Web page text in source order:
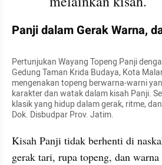
Panji dalam Gerak Warna,
Pertunjukan Wayang Topeng Panji
Gedung Taman Krida Budaya, Kota
mengenakan topeng berwarna-warni
karakter dan watak dalam kisah Panji.
klasik yang hidup dalam gerak, ritme,
Dok. Disbudpar Prov. Jatim.
Kisah Panji tidak berhenti di
gerak tari, rupa topeng, dan